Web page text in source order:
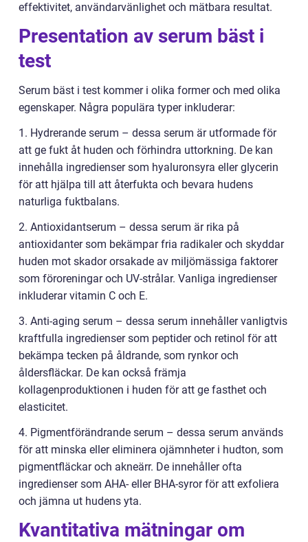
effektivitet, användarvänlighet och mätbara resultat.
Presentation av serum bäst i
test
Serum bäst i test kommer i olika former och med olika
egenskaper. Några populära typer inkluderar:
1. Hydrerande serum – dessa serum är utformade för
att ge fukt åt huden och förhindra uttorkning. De kan
innehålla ingredienser som hyaluronsyra eller glycerin
för att hjälpa till att återfukta och bevara hudens
naturliga fuktbalans.
2. Antioxidantserum – dessa serum är rika på
antioxidanter som bekämpar fria radikaler och skyddar
huden mot skador orsakade av miljömässiga faktorer
som föroreningar och UV-strålar. Vanliga ingredienser
inkluderar vitamin C och E.
3. Anti-aging serum – dessa serum innehåller vanligtvis
kraftfulla ingredienser som peptider och retinol för att
bekämpa tecken på åldrande, som rynkor och
åldersfläckar. De kan också främja
kollagenproduktionen i huden för att ge fasthet och
elasticitet.
4. Pigmentförändrande serum – dessa serum används
för att minska eller eliminera ojämnheter i hudton, som
pigmentfläckar och akneärr. De innehåller ofta
ingredienser som AHA- eller BHA-syror för att exfoliera
och jämna ut hudens yta.
Kvantitativa mätningar om